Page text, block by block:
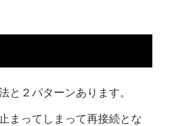
２パターンあります。
まってしまって再接続とな